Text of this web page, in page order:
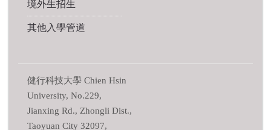
境外生招生
其他入學管道
健行科技大學 Chien Hsin
University, No.229,
Jianxing Rd., Zhongli Dist.,
Taoyuan City 32097,